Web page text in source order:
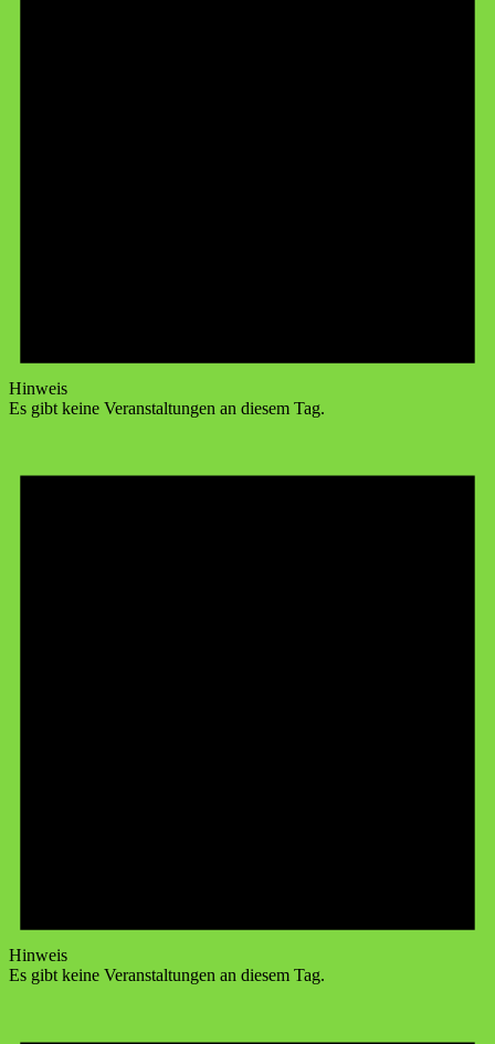
Hinweis
Es gibt keine Veranstaltungen an diesem Tag.
Hinweis
Es gibt keine Veranstaltungen an diesem Tag.